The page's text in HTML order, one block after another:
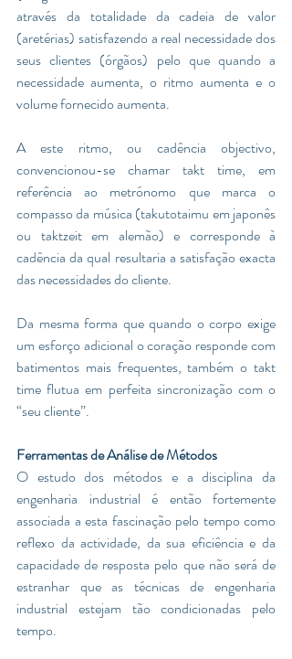
através da totalidade da cadeia de valor
(aretérias) satisfazendo a real necessidade dos
seus clientes (órgãos) pelo que quando a
necessidade aumenta, o ritmo aumenta e o
volume fornecido aumenta.
A este ritmo, ou cadência objectivo,
convencionou-se chamar takt time, em
referência ao metrónomo que marca o
compasso da música (takutotaimu em japonês
ou taktzeit em alemão) e corresponde à
cadência da qual resultaria a satisfação exacta
das necessidades do cliente.
Da mesma forma que quando o corpo exige
um esforço adicional o coração responde com
batimentos mais frequentes, também o takt
time flutua em perfeita sincronização com o
“seu cliente”.
Ferramentas de Análise de Métodos
O estudo dos métodos e a disciplina da
engenharia industrial é então fortemente
associada a esta fascinação pelo tempo como
reflexo da actividade, da sua eficiência e da
capacidade de resposta pelo que não será de
estranhar que as técnicas de engenharia
industrial estejam tão condicionadas pelo
tempo.